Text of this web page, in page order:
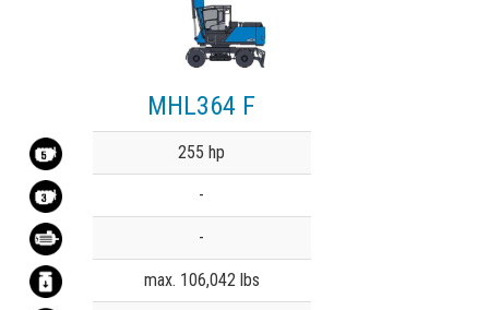
MHL364 F
255 hp
-
-
max. 106,042 lbs